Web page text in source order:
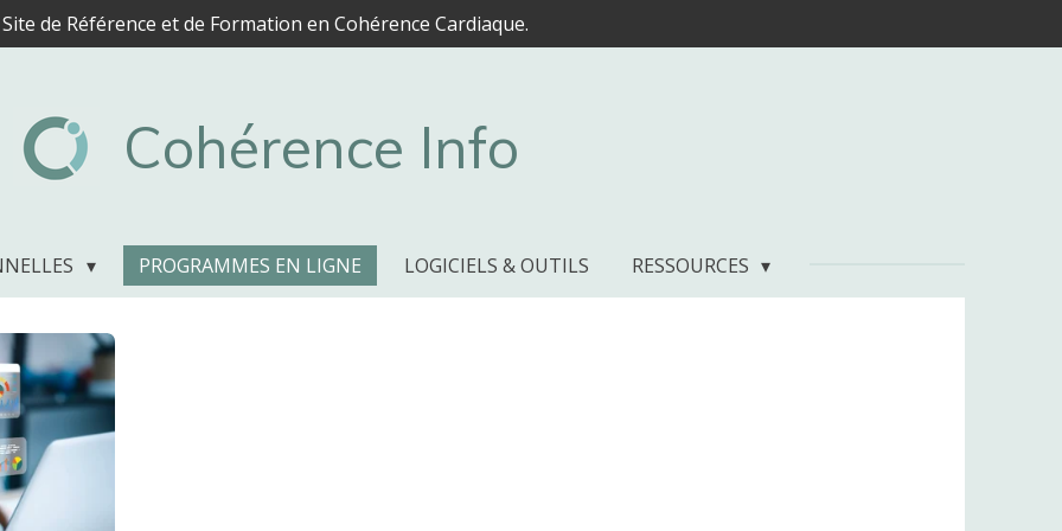
Site de Référence et de Formation en Cohérence Cardiaque.
Cohérence Info
PROGRAMMES EN LIGNE LOGICIELS & OUTILS RESSOURCES